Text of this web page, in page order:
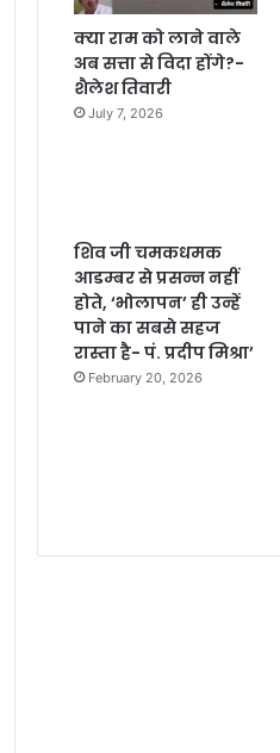
क्या राम को लाने वाले
अब सत्ता से विदा होंगे?-
शैलेश तिवारी
July 7, 2026
शिव जी चमकधमक
आडम्बर से प्रसन्न नहीं
होते, ‘भोलापन’ ही उन्हें
पाने का सबसे सहज
रास्ता है- पं. प्रदीप मिश्रा’
February 20, 2026